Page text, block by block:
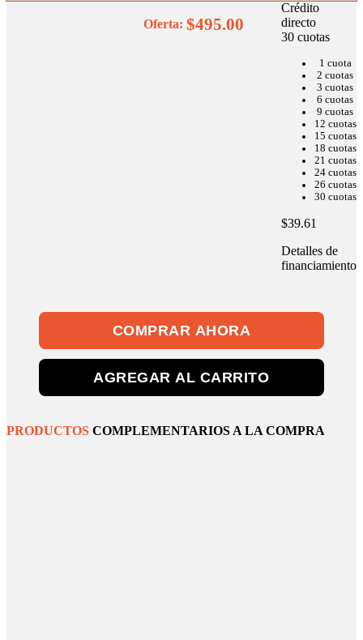
Oferta:$495.00
Crédito
directo
30 cuotas
1 cuota
2 cuotas
3 cuotas
6 cuotas
9 cuotas
12 cuotas
15 cuotas
18 cuotas
21 cuotas
24 cuotas
26 cuotas
30 cuotas
$39.61
Detalles de
financiamiento
COMPRAR AHORA
AGREGAR AL CARRITO
PRODUCTOS COMPLEMENTARIOS A LA COMPRA